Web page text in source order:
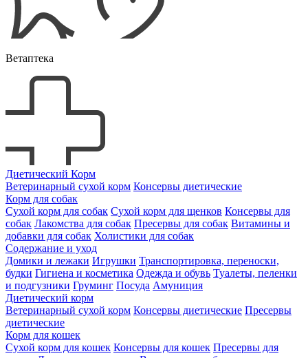
Ветаптека
Диетический Корм
Ветеринарный сухой корм Консервы диетические
Корм для собак
Сухой корм для собак Сухой корм для щенков Консервы для
собак Лакомства для собак Пресервы для собак Витамины и
добавки для собак Холистики для собак
Содержание и уход
Домики и лежаки Игрушки Транспортировка, переноски,
будки Гигиена и косметика Одежда и обувь Туалеты, пеленки
и подгузники Груминг Посуда Амуниция
Диетический корм
Ветеринарный сухой корм Консервы диетические Пресервы
диетические
Корм для кошек
Сухой корм для кошек Консервы для кошек Пресервы для